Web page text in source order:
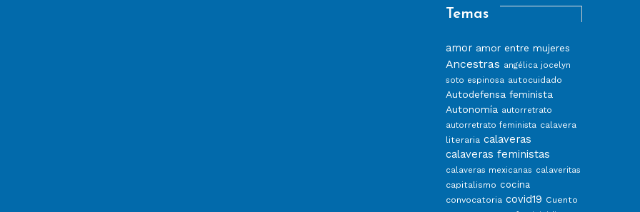
Temas
amor amor entre mujeres
Ancestras angélica jocelyn
soto espinosa autocuidado
Autodefensa feminista
Autonomía autorretrato
autorretrato feminista calavera
literaria calaveras
calaveras feministas
calaveras mexicanas calaveritas
capitalismo cocina
convocatoria covid19 Cuento